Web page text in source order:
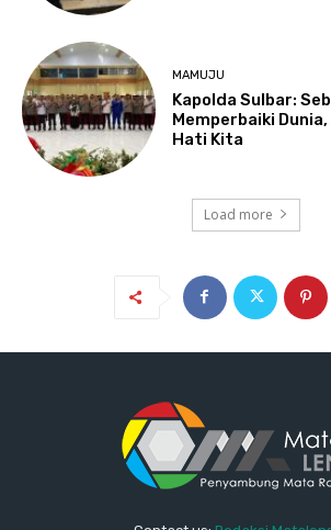
MAMUJU
Kapolda Sulbar:
Memperbaiki
Hati Kita
Load more